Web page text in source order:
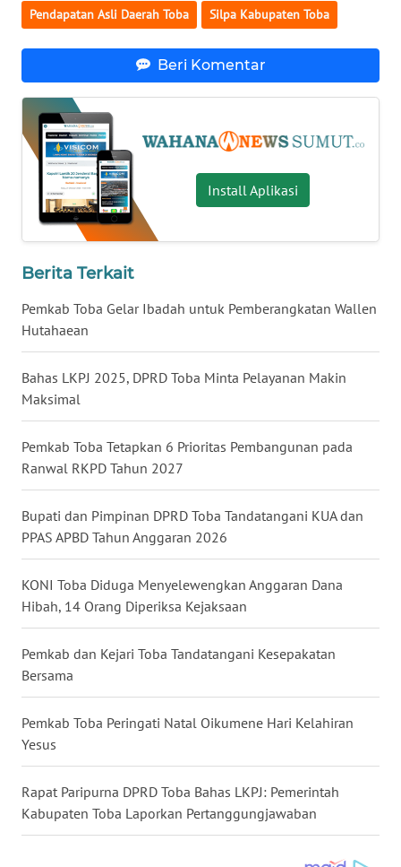
Pendapatan Asli Daerah Toba Silpa Kabupaten Toba
Beri Komentar
Install Aplikasi
Berita Terkait
Pemkab Toba Gelar Ibadah untuk Pemberangkatan Wallen
Hutahaean
Bahas LKPJ 2025, DPRD Toba Minta Pelayanan Makin
Maksimal
Pemkab Toba Tetapkan 6 Prioritas Pembangunan pada
Ranwal RKPD Tahun 2027
Bupati dan Pimpinan DPRD Toba Tandatangani KUA dan
PPAS APBD Tahun Anggaran 2026
KONI Toba Diduga Menyelewengkan Anggaran Dana
Hibah, 14 Orang Diperiksa Kejaksaan
Pemkab dan Kejari Toba Tandatangani Kesepakatan
Bersama
Pemkab Toba Peringati Natal Oikumene Hari Kelahiran
Yesus
Rapat Paripurna DPRD Toba Bahas LKPJ: Pemerintah
Kabupaten Toba Laporkan Pertanggungjawaban
WN
WN
LANGKAT
WN
TAPANULI
SELATAN
LESUNG
WN
KARO
WN
SIMALUNGUN
WN
LABUHANBATU
WN
TAPANULI
TENGAH
WN DELI
WN
WN
WN
KARAWANG